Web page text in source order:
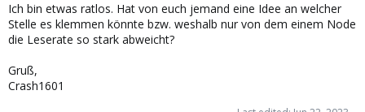
Ich bin etwas ratlos. Hat von euch jemand eine Idee an welcher
Stelle es klemmen könnte bzw. weshalb nur von dem einem Node
die Leserate so stark abweicht?
Gruß,
Crash1601